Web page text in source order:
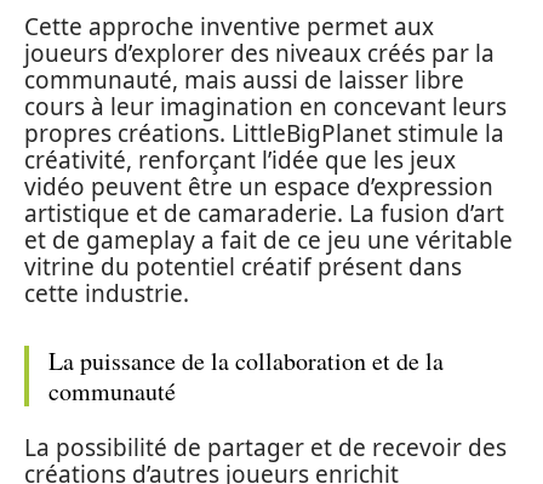
Cette approche inventive permet aux
joueurs d’explorer des niveaux créés par la
communauté, mais aussi de laisser libre
cours à leur imagination en concevant leurs
propres créations. LittleBigPlanet stimule la
créativité, renforçant l’idée que les jeux
vidéo peuvent être un espace d’expression
artistique et de camaraderie. La fusion d’art
et de gameplay a fait de ce jeu une véritable
vitrine du potentiel créatif présent dans
cette industrie.
La puissance de la collaboration et de la
communauté
La possibilité de partager et de recevoir des
créations d’autres joueurs enrichit